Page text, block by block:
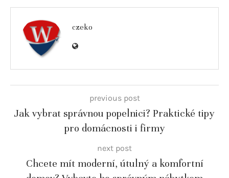
czeko
previous post
Jak vybrat správnou popelnici? Praktické tipy
pro domácnosti i firmy
next post
Chcete mít moderní, útulný a komfortní